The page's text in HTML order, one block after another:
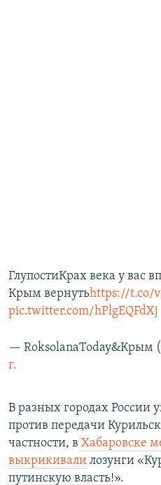
ГлупостиКрах века у вас
Крым вернутьhttps://t.co/
pic.twitter.com/hPlgEQFdXj
— RoksolanaToday&Крым
г.
В разных городах России
против передачи
частности, в Хабаровске
выкрикивали лозунги
путинскую власть!».